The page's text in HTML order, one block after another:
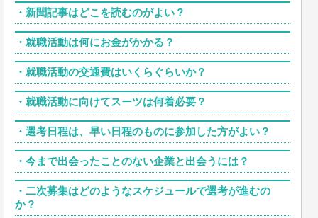
・ 新聞記事はどこを読むのがよい？
・ 就職活動は何にお金がかかる？
・ 就職活動の交通費はいくらぐらいか？
・ 就職活動に向けてスーツは何着必要？
・ 選考日程は、早い日程のものに参加した方がよい？
・ 今まで出会ったことのない企業と出会うには？
・ 二次募集はどのようなスケジュールで選考が進むの
か？